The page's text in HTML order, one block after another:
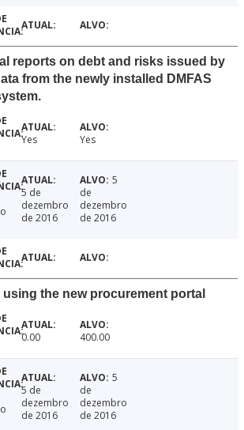
reports on debt and risks issued by
from the newly installed DMFAS
Yes Yes
5 de
dezembro
de 2016
5
de
dezembro
de 2016
the new procurement portal
0.00 400.00
5 de
dezembro
de 2016
5
de
dezembro
de 2016